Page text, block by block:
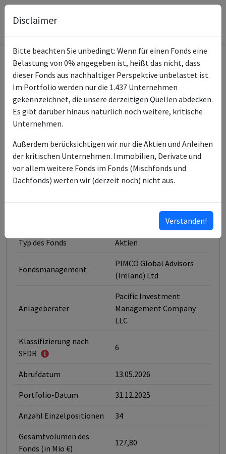
Informationen zum Fonds
Name
PIMCO GIS MLP & Energy
Infra E Cl USD Inc
ISIN des Fonds
ISINs weiterer
Anteilsklassen
IE0009F7VX33
IE00BYWZ7R67
IE00BRS5SX40
IE00BRS5SW33
ISINs ausklappen
Typ des Fonds Aktien
Fondsmanagement
PIMCO Global Advisors
(Ireland) Ltd
Anlageberater
Pacific Investment
Management Company
LLC
Klassifizierung nach
SFDR
6
Abrufdatum 13.05.2026
Portfolio-Datum 31.12.2025
Anzahl Einzelpositionen 34
Gesamtvolumen des
Fonds (in Mio €)
127,80
Disclaimer
Bitte beachten Sie unbedingt: Wenn für einen Fonds eine
Belastung von 0% angegeben ist, heißt das nicht, dass
dieser Fonds aus nachhaltiger Perspektive unbelastet ist.
Im Portfolio werden nur die 1.437 Unternehmen
gekennzeichnet, die unsere derzeitigen Quellen abdecken.
Es gibt darüber hinaus natürlich noch weitere, kritische
Unternehmen.
Außerdem berücksichtigen wir nur die Aktien und Anleihen
der kritischen Unternehmen. Immobilien, Derivate und
vor allem weitere Fonds im Fonds (Mischfonds und
Dachfonds) werten wir (derzeit noch) nicht aus.
Verstanden!